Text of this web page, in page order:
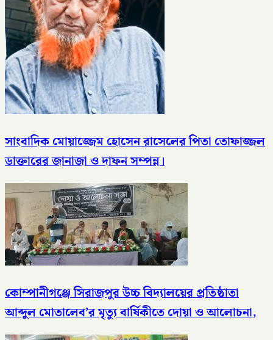
সাংবাদিক মোয়াজ্জেম হোসেন রাসেলের পিতা তোফাজ্জল
ডাক্তারের জানাজা ও দাফন সম্পন্ন।
কোম্পানীগঞ্জে সিরাজপুর উচ্চ বিদ্যালয়ের প্রতিষ্ঠাতা
আব্দুল মোতালেব’র মৃত্যু বার্ষিকীতে দোয়া ও আলোচনা,